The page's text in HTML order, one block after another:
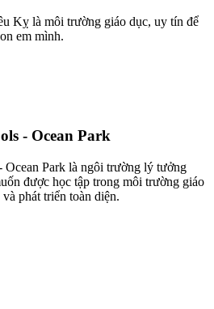
Kỵ là môi trường giáo dục, uy tín để
em mình.
- Ocean Park
Ocean Park là ngôi trường lý tưởng
được học tập trong môi trường giáo
phát triển toàn diện.